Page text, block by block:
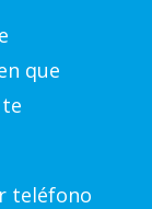
que
teléfono